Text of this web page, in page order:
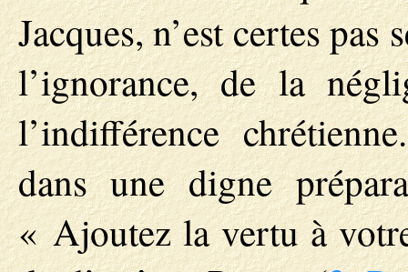
Jacques, n’est certes
l’ignorance, de la
l’indifférence
dans une digne
« Ajoutez la vertu à